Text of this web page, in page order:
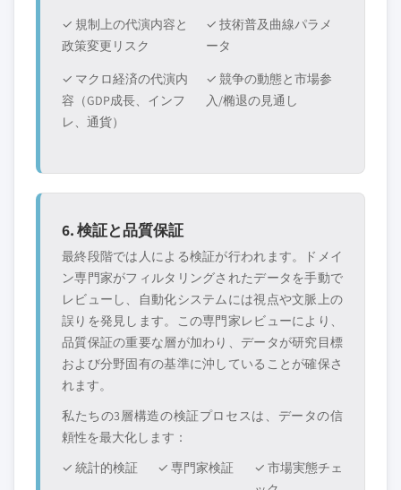
✓ 規制上の代演内容と
政策変更リスク
✓ 技術普及曲線パラメ
ータ
✓ マクロ経済の代演内
容（GDP成長、インフ
レ、通貨）
✓ 競争の動態と市場参
入/椭退の見通し
6. 検証と品質保証
最終段階では人による検証が行われます。ドメイ
ン専門家がフィルタリングされたデータを手動で
レビューし、自動化システムには視点や文脈上の
誤りを発見します。この専門家レビューにより、
品質保証の重要な層が加わり、データが研究目標
および分野固有の基準に沖していることが確保さ
れます。
私たちの3層構造の検証プロセスは、データの信
頼性を最大化します：
✓ 統計的検証
✓ 専門家検証
✓ 市場実態チェ